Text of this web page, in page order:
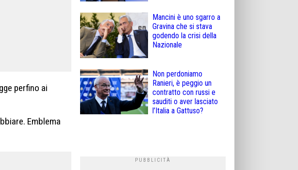
perfino ai
Emblema
Mancini è uno sgarro a
Gravina che si stava
godendo la crisi della
Nazionale
Non perdoniamo
Ranieri, è peggio un
contratto con russi e
sauditi o aver lasciato
l’Italia a Gattuso?